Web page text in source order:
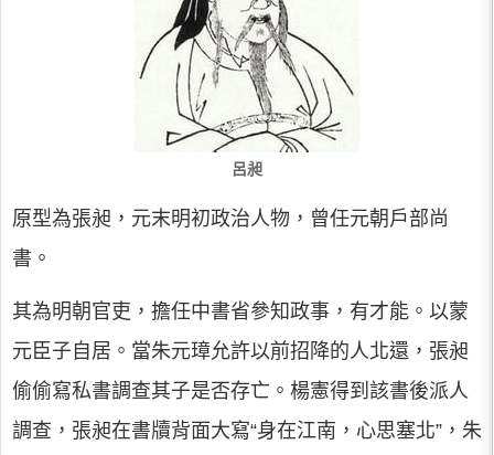
呂昶
原型為張昶，元末明初政治人物，曾任元朝戶部尚
書。
其為明朝官吏，擔任中書省參知政事，有才能。以蒙
元臣子自居。當朱元璋允許以前招降的人北還，張昶
偷偷寫私書調查其子是否存亡。楊憲得到該書後派人
調查，張昶在書牘背面大寫“身在江南，心思塞北”，朱